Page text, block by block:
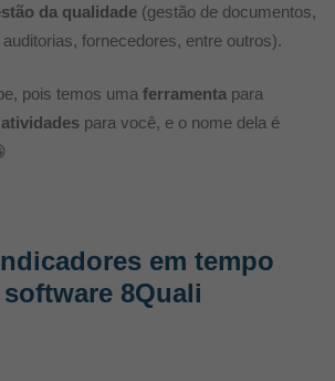
da qualidade (gestão de documentos,
fornecedores, entre outros).
pois temos uma ferramenta para
atividades para você, e o nome dela é
em tempo
8Quali